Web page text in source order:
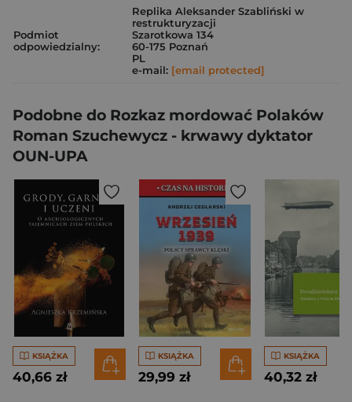
Podmiot
odpowiedzialny:
Replika Aleksander Szabliński w
restrukturyzacji
Szarotkowa 134
60-175 Poznań
PL
e-mail: [email protected]
Podobne do Rozkaz mordować Polaków
Roman Szuchewycz - krwawy dyktator
OUN-UPA
KSIĄŻKA
40,66 zł
KSIĄŻKA
29,99 zł
KSIĄŻKA
40,32 zł